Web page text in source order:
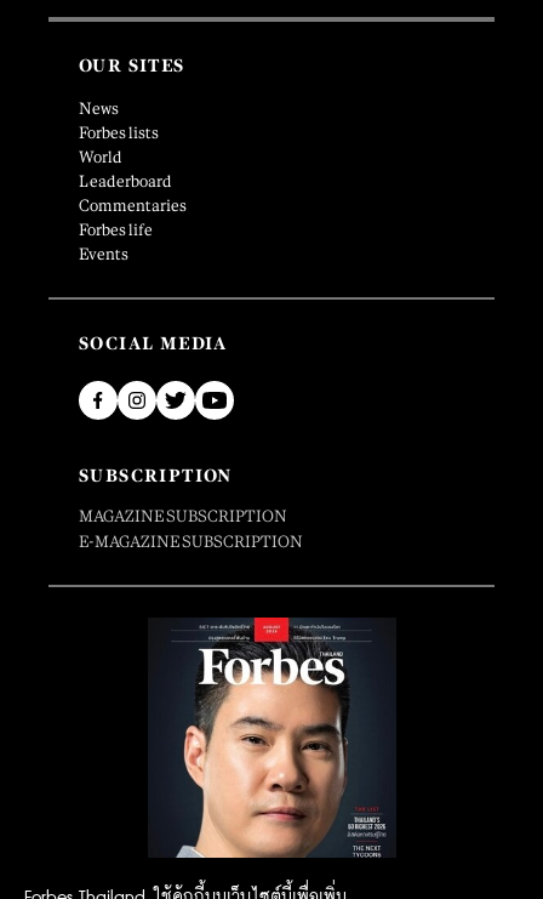
OUR SITES
News
Forbes lists
World
Leaderboard
Commentaries
Forbes life
Events
SOCIAL MEDIA
SUBSCRIPTION
MAGAZINE SUBSCRIPTION
E-MAGAZINE SUBSCRIPTION